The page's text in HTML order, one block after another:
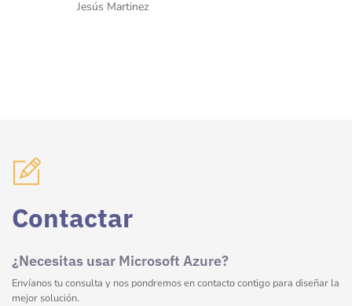
Jesús Martinez
Contactar
¿Necesitas usar Microsoft Azure?
Envíanos tu consulta y nos pondremos en contacto contigo para diseñar la
mejor solución.